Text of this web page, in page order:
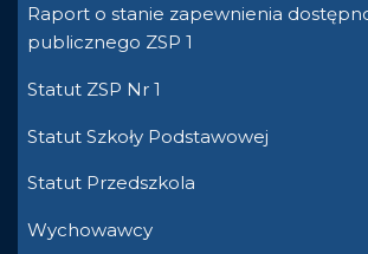
Raport o stanie zapewnienia
publicznego ZSP 1
Statut ZSP Nr 1
Statut Szkoły Podstawowej
Statut Przedszkola
Wychowawcy